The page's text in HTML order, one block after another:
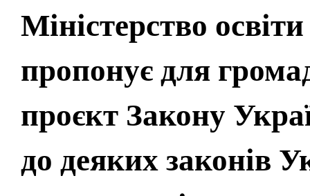
Міністерство
пропонує для
проєкт Закону
до деяких законів